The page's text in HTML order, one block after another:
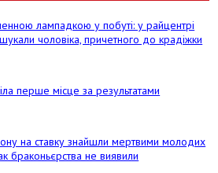
лампадкою у побуті: у райцентрі
чоловіка, причетного до крадіжки
перше місце за результатами
на ставку знайшли мертвими молодих
браконьєрства не виявили